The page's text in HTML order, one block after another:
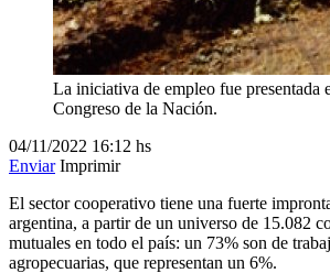
La iniciativa de empleo fue presentada
Congreso de la Nación.
04/11/2022 16:12 hs
Enviar Imprimir
El sector cooperativo tiene una fuerte
argentina, a partir de un universo de 15.082
mutuales en todo el país: un 73% son de
agropecuarias, que representan un 6%.